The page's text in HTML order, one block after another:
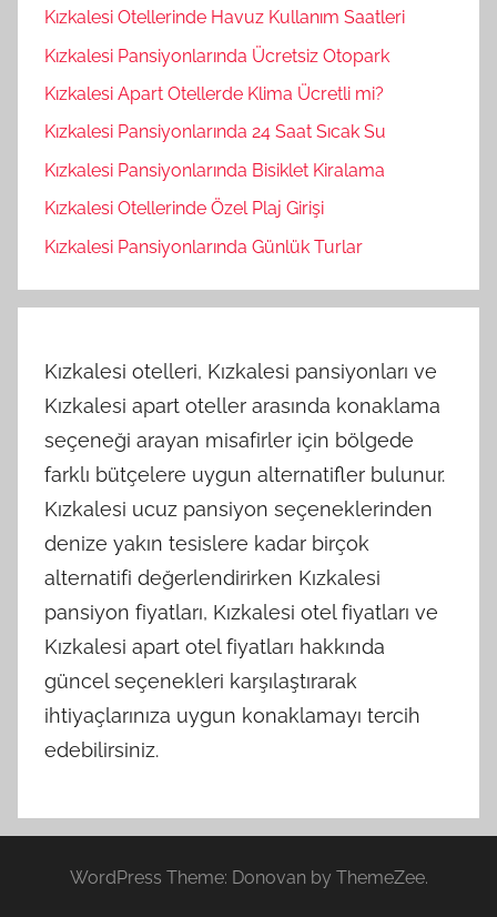
Kızkalesi Otellerinde Havuz Kullanım Saatleri
Kızkalesi Pansiyonlarında Ücretsiz Otopark
Kızkalesi Apart Otellerde Klima Ücretli mi?
Kızkalesi Pansiyonlarında 24 Saat Sıcak Su
Kızkalesi Pansiyonlarında Bisiklet Kiralama
Kızkalesi Otellerinde Özel Plaj Girişi
Kızkalesi Pansiyonlarında Günlük Turlar
Kızkalesi otelleri, Kızkalesi pansiyonları ve
Kızkalesi apart oteller arasında konaklama
seçeneği arayan misafirler için bölgede
farklı bütçelere uygun alternatifler bulunur.
Kızkalesi ucuz pansiyon seçeneklerinden
denize yakın tesislere kadar birçok
alternatifi değerlendirirken Kızkalesi
pansiyon fiyatları, Kızkalesi otel fiyatları ve
Kızkalesi apart otel fiyatları hakkında
güncel seçenekleri karşılaştırarak
ihtiyaçlarınıza uygun konaklamayı tercih
edebilirsiniz.
WordPress Theme: Donovan by ThemeZee.